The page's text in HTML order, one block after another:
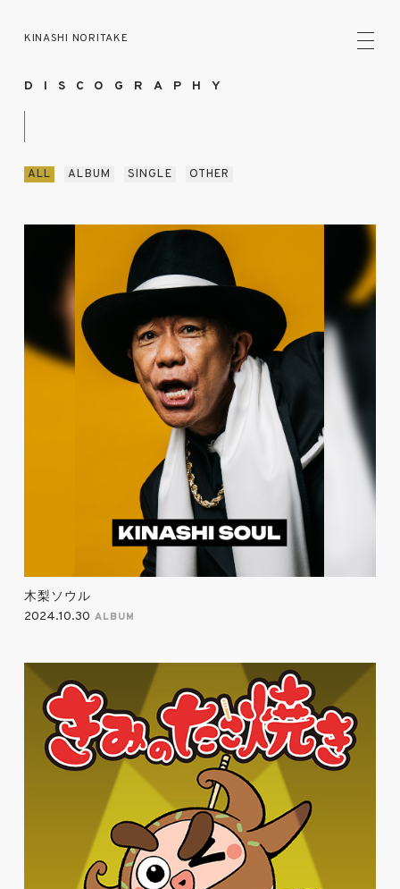
KINASHI NORITAKE
DISCOGRAPHY
ALL ALBUM SINGLE OTHER
木梨ソウル
2024.10.30 ALBUM